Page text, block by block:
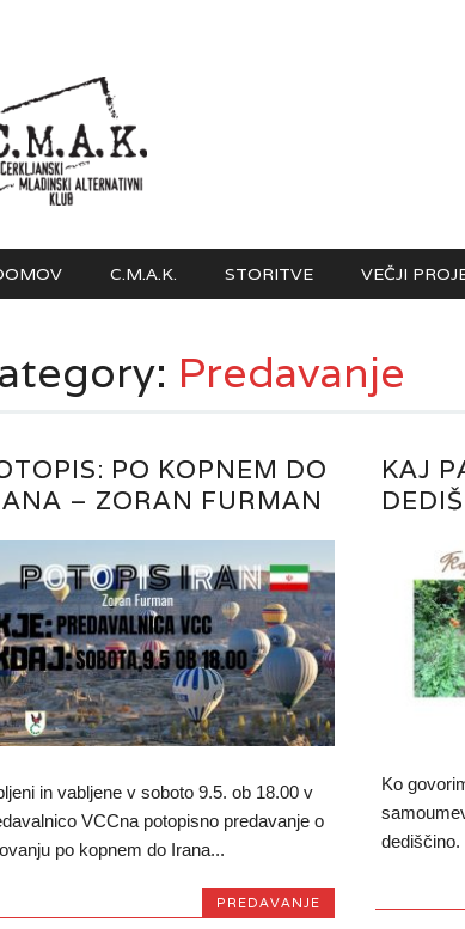
menu
C.M.A.K. STORITVE VEČJI
Predavanje
PO KOPNEM DO
– ZORAN FURMAN
in vabljene v soboto 9.5. ob 18.00 v
VCCna potopisno predavanje o
po kopnem do Irana...
PREDAVANJE
KAJ
Ko
dediščino.